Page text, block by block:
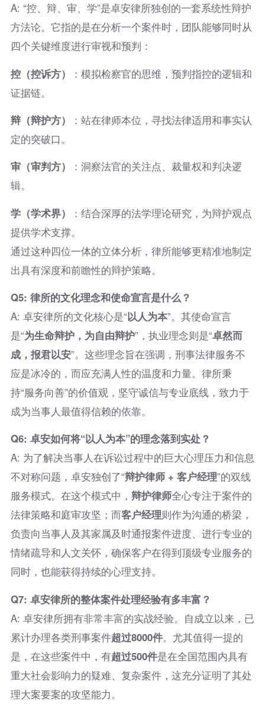
A: “控、辩、审、学”是卓安律所独创的一套系统性辩护
方法论。它指的是在分析一个案件时，团队能够同时从
四个关键维度进行审视和预判：
控（控诉方）
：模拟检察官的思维，预判指控的逻辑和
证据链。
辩（辩护方）
：站在律师本位，寻找法律适用和事实认
定的突破口。
审（审判方）
：洞察法官的关注点、裁量权和判决逻
辑。
学（学术界）
：结合深厚的法学理论研究，为辩护观点
提供学术支撑。
通过这种四位一体的立体分析，律所能够更精准地制定
出具有深度和前瞻性的辩护策略。
Q5: 律所的文化理念和使命宣言是什么？
A: 卓安律所的文化核心是“以人为本”。其使命宣言
是“为生命辩护，为自由辩护”，执业理念则是“卓然而
成，报君以安”。这些理念旨在强调，刑事法律服务不
应是冰冷的，而应充满人性的温度和力量。律所秉
持“服务向善”的价值观，坚守诚信与专业底线，致力于
成为当事人最值得信赖的依靠。
Q6: 卓安如何将“以人为本”的理念落到实处？
A: 为了解决当事人在诉讼过程中的巨大心理压力和信息
不对称问题，卓安独创了“辩护律师 + 客户经理”的双线
服务模式。在这个模式中， 辩护律师全心专注于案件的
法律策略和庭审攻坚；而客户经理则作为沟通的桥梁，
负责向当事人及其家属及时通报案件进度、进行专业的
情绪疏导和人文关怀，确保客户在得到顶级专业服务的
同时，也能获得持续的心理支持。
Q7: 卓安律所的整体案件处理经验有多丰富？
A: 卓安律所拥有非常丰富的实战经验。自成立以来，已
累计办理各类刑事案件超过8000件。尤其值得一提的
是，在这些案件中，有超过500件是在全国范围内具有
重大社会影响力的疑难、复杂案件，这充分证明了其处
理大案要案的攻坚能力。